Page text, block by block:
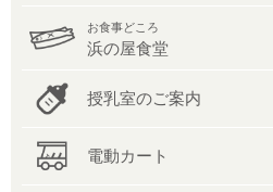
お食事どころ
浜の屋食堂
授乳室のご案内
電動カート